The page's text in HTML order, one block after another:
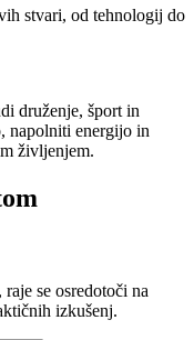
stvari, od tehnologij do
druženje, šport in
napolniti energijo in
življenjem.
se osredotoči na
izkušenj.